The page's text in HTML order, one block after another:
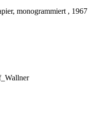
monogrammiert , 1967